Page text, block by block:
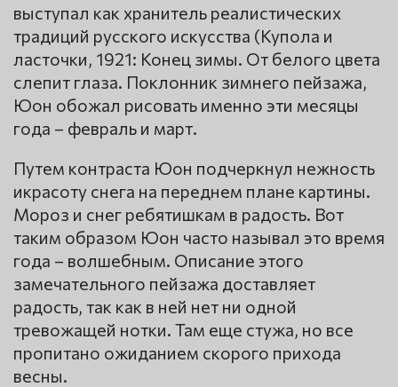
выступал как хранитель реалистических
традиций русского искусства (Купола и
ласточки, 1921: Конец зимы. От белого цвета
слепит глаза. Поклонник зимнего пейзажа,
Юон обожал рисовать именно эти месяцы
года – февраль и март.
Путем контраста Юон подчеркнул нежность
икрасоту снега на переднем плане картины.
Мороз и снег ребятишкам в радость. Вот
таким образом Юон часто называл это время
года – волшебным. Описание этого
замечательного пейзажа доставляет
радость, так как в ней нет ни одной
тревожащей нотки. Там еще стужа, но все
пропитано ожиданием скорого прихода
весны.